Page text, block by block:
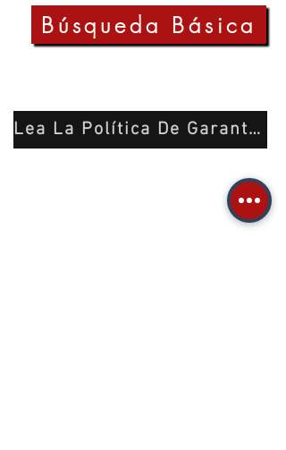
Búsqueda Básica
Lea La Política De Garantía y Cambio